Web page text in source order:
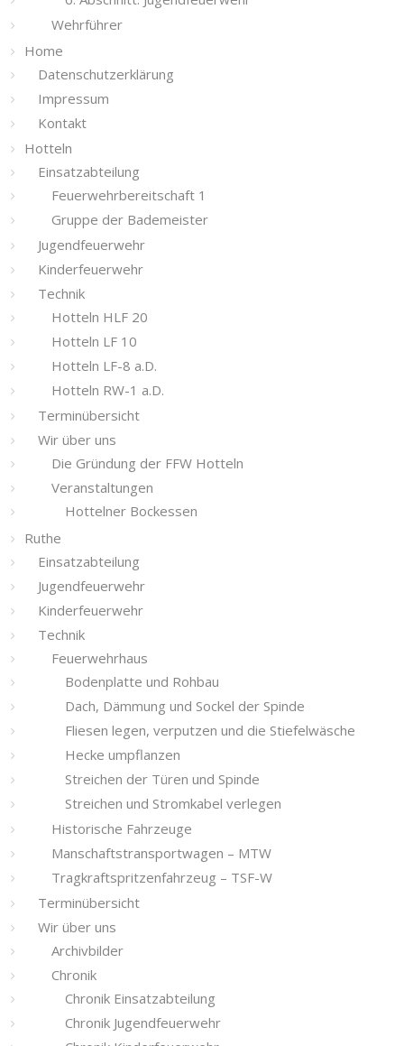
Wehrführer
Home
Datenschutzerklärung
Impressum
Kontakt
Hotteln
Einsatzabteilung
Feuerwehrbereitschaft 1
Gruppe der Bademeister
Jugendfeuerwehr
Kinderfeuerwehr
Technik
Hotteln HLF 20
Hotteln LF 10
Hotteln LF-8 a.D.
Hotteln RW-1 a.D.
Terminübersicht
Wir über uns
Die Gründung der FFW Hotteln
Veranstaltungen
Hottelner Bockessen
Ruthe
Einsatzabteilung
Jugendfeuerwehr
Kinderfeuerwehr
Technik
Feuerwehrhaus
Bodenplatte und Rohbau
Dach, Dämmung und Sockel der Spinde
Fliesen legen, verputzen und die Stiefelwäsche
Hecke umpflanzen
Streichen der Türen und Spinde
Streichen und Stromkabel verlegen
Historische Fahrzeuge
Manschaftstransportwagen – MTW
Tragkraftspritzenfahrzeug – TSF-W
Terminübersicht
Wir über uns
Archivbilder
Chronik
Chronik Einsatzabteilung
Chronik Jugendfeuerwehr